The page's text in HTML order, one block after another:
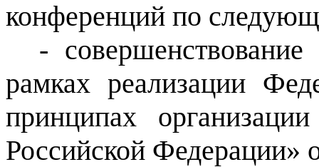
конференций по
-
рамках реализации
принципах
Российской